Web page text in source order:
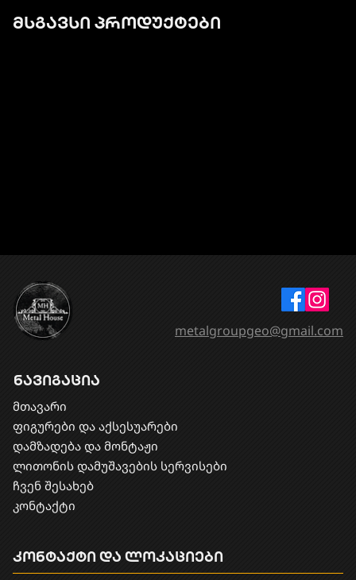
მსგავსი პროდუქტები
ნავიგაცია
მთავარი
ფიგურები და აქსესუარები
დამზადება და მონტაჟი
​ლითონის დამუშავების სერვისები
ჩვენ შესახებ
კონტაქტი
კონტაქტი და ლოკაციები
metalgroupgeo@gmail.com